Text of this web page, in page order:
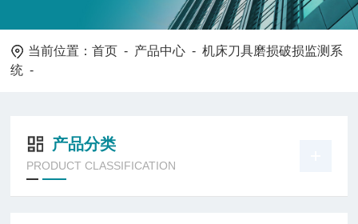
当前位置：首页 - 产品中心 -机床刀具磨损破损监测系
统 -
产品分类
PRODUCT CLASSIFICATION